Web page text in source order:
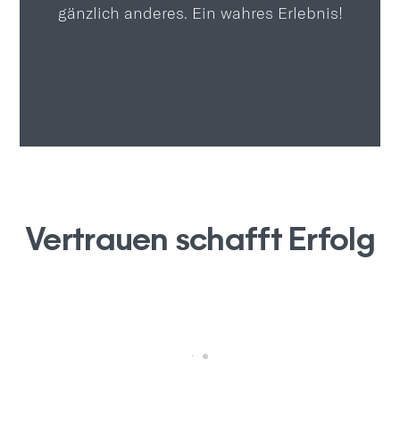
gänzlich anderes. Ein wahres Erlebnis!
Vertrauen schafft Erfolg